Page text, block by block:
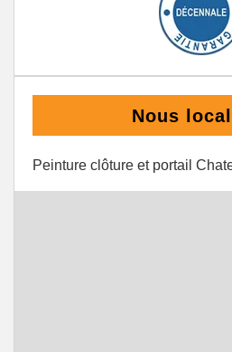
Nous
Peinture clôture et portail